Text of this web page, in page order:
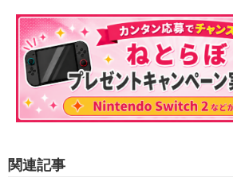
関連記事